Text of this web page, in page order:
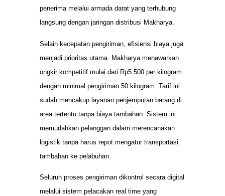
penerima melalui armada darat yang terhubung
langsung dengan jaringan distribusi Makharya.
Selain kecepatan pengiriman, efisiensi biaya juga
menjadi prioritas utama. Makharya menawarkan
ongkir kompetitif mulai dari Rp5.500 per kilogram
dengan minimal pengiriman 50 kilogram. Tarif ini
sudah mencakup layanan penjemputan barang di
area tertentu tanpa biaya tambahan. Sistem ini
memudahkan pelanggan dalam merencanakan
logistik tanpa harus repot mengatur transportasi
tambahan ke pelabuhan.
Seluruh proses pengiriman dikontrol secara digital
melalui sistem pelacakan real time yang